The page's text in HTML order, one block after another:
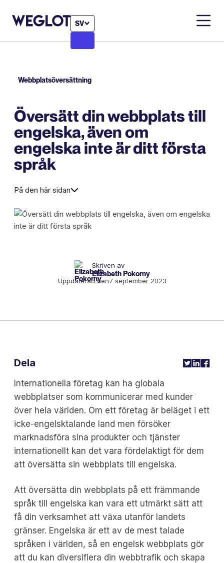
SV
Webbplatsöversättning
Översätt din webbplats till
engelska, även om
engelska inte är ditt första
språk
På den här sidan
Skriven av
Elizabeth Pokorny
Uppdaterad den7 september 2023
Internationella företag kan ha globala
webbplatser som kommunicerar med kunder
över hela världen. Om ett företag är beläget i ett
icke-engelsktalande land men försöker
marknadsföra sina produkter och tjänster
internationellt kan det vara fördelaktigt för dem
att översätta sin webbplats till engelska.
Att översätta din webbplats på ett främmande
språk till engelska kan vara ett utmärkt sätt att
få din verksamhet att växa utanför landets
gränser. Engelska är ett av de mest talade
språken i världen, så en engelsk webbplats gör
att du kan diversifiera din webbtrafik och skapa
Dela